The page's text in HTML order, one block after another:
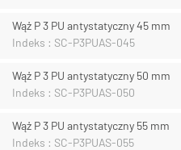
Wąż P 3 PU antystatyczny 45 mm
Indeks : SC-P3PUAS-045
Wąż P 3 PU antystatyczny 50 mm
Indeks : SC-P3PUAS-050
Wąż P 3 PU antystatyczny 55 mm
Indeks : SC-P3PUAS-055